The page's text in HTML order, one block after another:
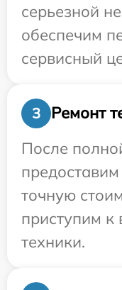
серьезной
обеспечим
сервисный
3
Ремонт
После
точную
приступим к
техники.